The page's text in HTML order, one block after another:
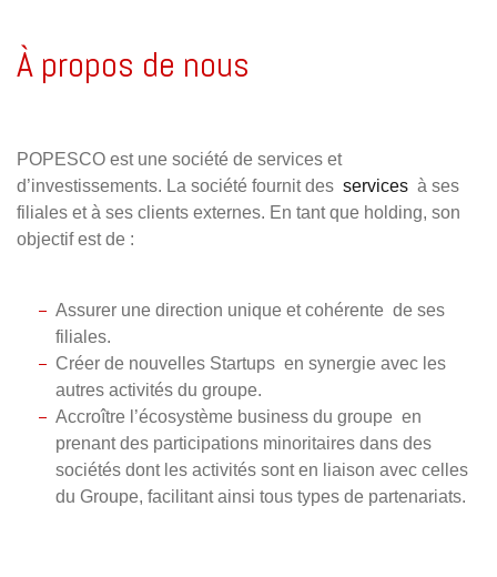
À propos de nous
POPESCO est une société de services et
d’investissements. La société fournit des services à ses
filiales et à ses clients externes. En tant que holding, son
objectif est de :
Assurer une direction unique et cohérente de ses
filiales.
Créer de nouvelles Startups en synergie avec les
autres activités du groupe.
Accroître l’écosystème business du groupe en
prenant des participations minoritaires dans des
sociétés dont les activités sont en liaison avec celles
du Groupe, facilitant ainsi tous types de partenariats.